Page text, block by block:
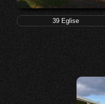
39 Eglise